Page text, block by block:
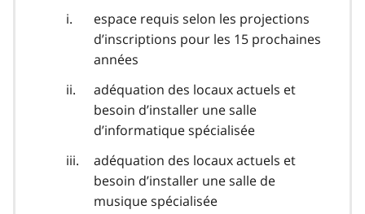
espace requis selon les projections
d’inscriptions pour les 15 prochaines
années
adéquation des locaux actuels et
besoin d’installer une salle
d’informatique spécialisée
adéquation des locaux actuels et
besoin d’installer une salle de
musique spécialisée